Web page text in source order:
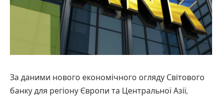
За даними нового економічного огляду Світового
банку для регіону Європи та Центральної Азії,